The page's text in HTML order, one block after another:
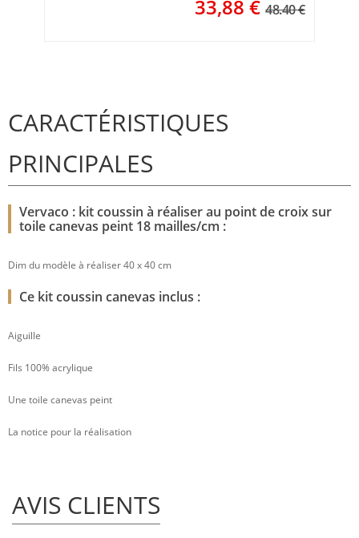
33,88 € 48.40 €
CARACTÉRISTIQUES
PRINCIPALES
Vervaco : kit coussin à réaliser au point de croix sur
toile canevas peint 18 mailles/cm :
Dim du modèle à réaliser 40 x 40 cm
Ce kit coussin canevas inclus :
Aiguille
Fils 100% acrylique
Une toile canevas peint
La notice pour la réalisation
AVIS CLIENTS